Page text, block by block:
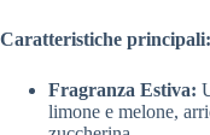
Caratteristiche principali:
Fragranza Estiva:
limone e melone,